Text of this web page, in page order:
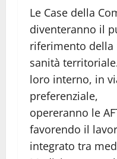
Le Case della
diventeranno il
riferimento della
sanità
loro interno, in
preferenziale,
opereranno le
favorendo il
integrato tra